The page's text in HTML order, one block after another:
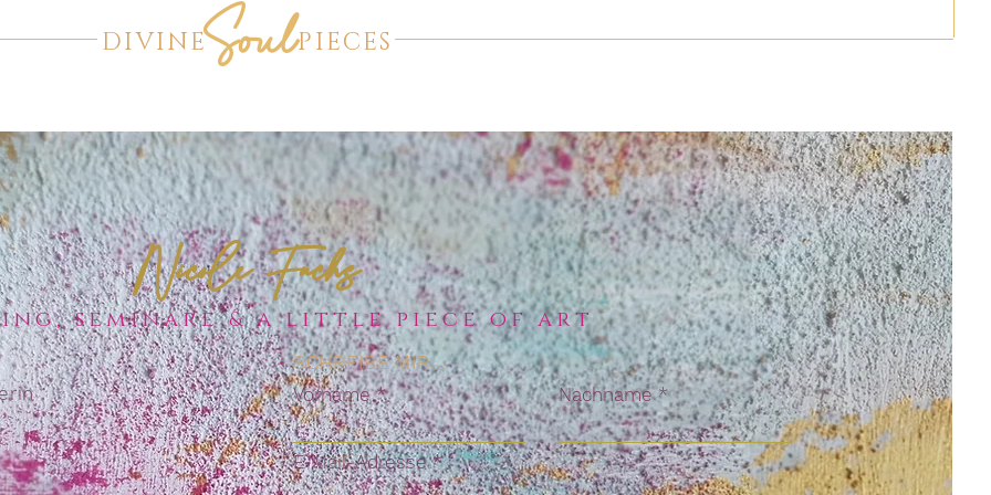
Soul
DIVINE PIECES
Nicole Fuchs
•SCHREIBE MIR...
Vorname
Nachname
E-Mail-Adresse
seminare&a little piece of art